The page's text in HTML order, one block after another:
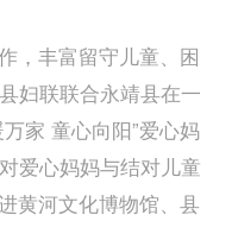
，丰富留守儿童、困
妇联联合永靖县在一
家 童心向阳”爱心妈
爱心妈妈与结对儿童
黄河文化博物馆、县